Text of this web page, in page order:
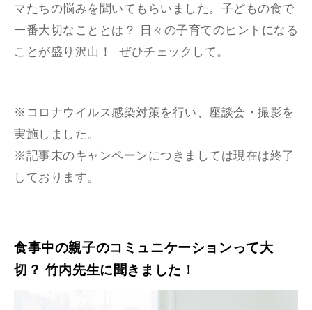
マたちの悩みを聞いてもらいました。子どもの食で
一番大切なこととは？ 日々の子育てのヒントになる
ことが盛り沢山！ ぜひチェックして。
※コロナウイルス感染対策を行い、座談会・撮影を
実施しました。
※記事末のキャンペーンにつきましては現在は終了
しております。
食事中の親子のコミュニケーションって大
切？ 竹内先生に聞きました！